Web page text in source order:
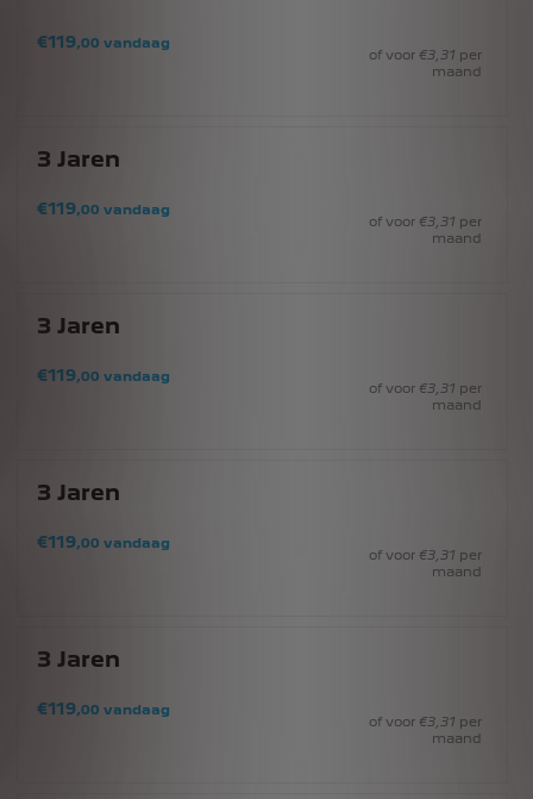
€119,00 vandaag
of voor €3,31 per
maand
3 Jaren
€119,00 vandaag
of voor €3,31 per
maand
3 Jaren
€119,00 vandaag
of voor €3,31 per
maand
3 Jaren
€119,00 vandaag
of voor €3,31 per
maand
3 Jaren
€119,00 vandaag
of voor €3,31 per
maand